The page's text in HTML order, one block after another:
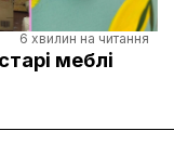
6 хвилин на читання
меблі